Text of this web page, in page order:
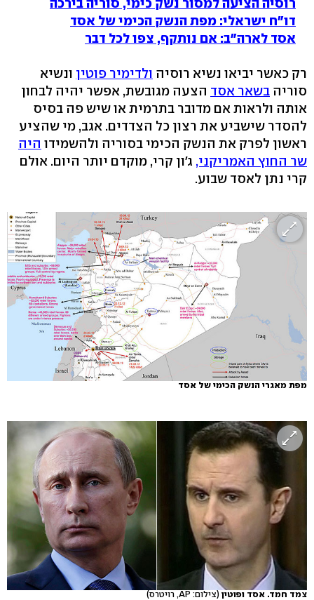
דו"ח ישראלי: מפת הנשק הכימי של אסד
אסד לארה"ב: אם נותקף, צפו לכל דבר
רק כאשר יביאו נשיא רוסיה ולדימיר פוטין ונשיא
סוריה בשאר אסד הצעה מגובשת, אפשר יהיה לבחון
אותה ולראות אם מדובר בתרמית או שיש פה בסיס
להסדר שישביע את רצון כל הצדדים. אגב, מי שהציע
ראשון לפרק את הנשק הכימי בסוריה ולהשמידו היה
שר החוץ האמריקני, ג'ון קרי, מוקדם יותר היום. אולם
קרי נתן לאסד שבוע.
מפת מאגרי הנשק הכימי של אסד
צמד חמד. אסד ופוטין(צילום: AP, רויטרס)